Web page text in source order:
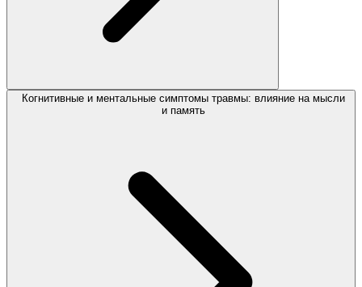
Когнитивные и ментальные симптомы травмы: влияние на мысли
и память